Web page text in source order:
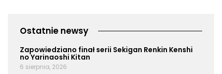
Ostatnie newsy
Zapowiedziano finał serii Sekigan Renkin Kenshi
no Yarinaoshi Kitan
6 sierpnia, 2026